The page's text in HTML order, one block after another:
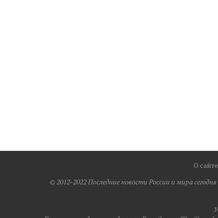
О сайте
© 2012-2022 Последние новости России и мира